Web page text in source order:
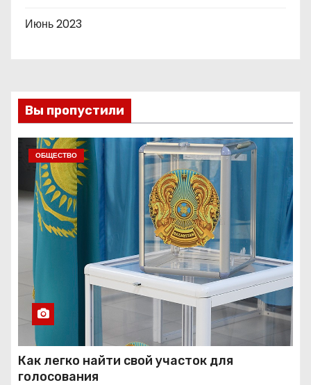
Июнь 2023
Вы пропустили
ОБЩЕСТВО
Как легко найти свой участок для
голосования